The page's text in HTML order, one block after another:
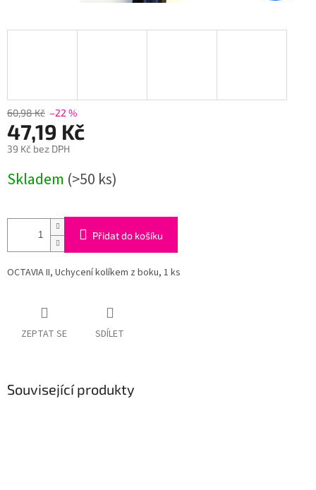
60,98 Kč –22 %
47,19 Kč
39 Kč bez DPH
cena:
Skladem (>50 ks)
Přidat do košíku
OCTAVIA II, Uchycení kolíkem z boku, 1 ks
ZEPTAT SE SDÍLET
Související produkty